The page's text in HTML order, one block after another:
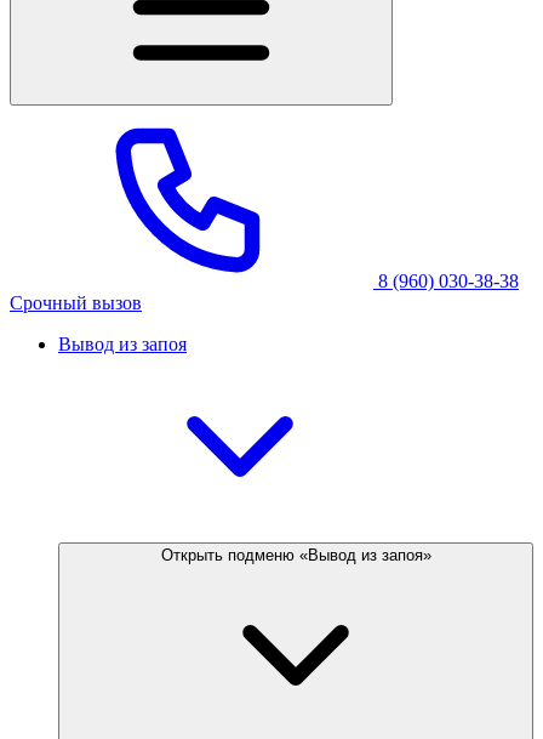
8 (960) 030-38-38
Срочный вызов
Вывод из запоя
Открыть подменю «Вывод из запоя»